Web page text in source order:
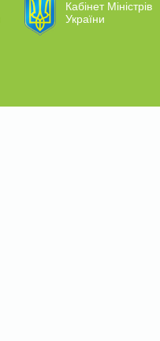
Кабінет Міністрів
України